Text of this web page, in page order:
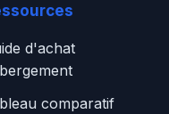
d'achat
comparatif